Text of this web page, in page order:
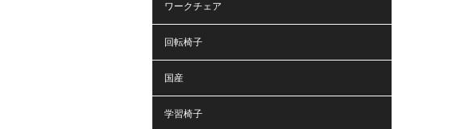
ワークチェア
回転椅子
国産
学習椅子